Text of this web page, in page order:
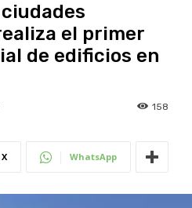
el primer
de edificios en
158
X WhatsApp